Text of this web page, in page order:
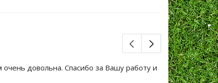
очень довольна. Спасибо за Вашу работу и
Большое
уже не